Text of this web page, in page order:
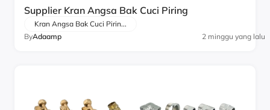
Supplier Kran Angsa Bak Cuci Piring
Kran Angsa Bak Cuci Pirin...
ByAdaamp 2 minggu yang lalu